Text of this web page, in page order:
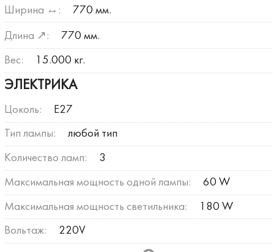
Ширина ↔: 770 мм.
Длина ↗: 770 мм.
Вес: 15.000 кг.
ЭЛЕКТРИКА
Цоколь: E27
Тип лампы: любой тип
Количество ламп: 3
Максимальная мощность одной лампы: 60 W
Максимальная мощность светильника: 180 W
Вольтаж: 220V